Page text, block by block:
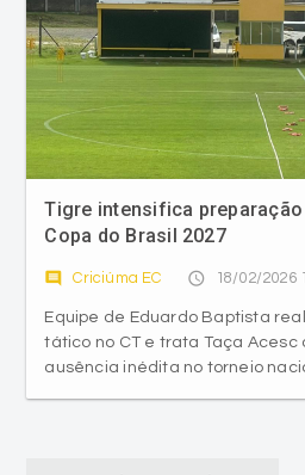
Tigre intensifica preparação
Copa do Brasil 2027
comment Criciúma EC access_time 18/02/2026
Equipe de Eduardo Baptista
tático no CT e trata Taça Acesc
ausência inédita no torneio